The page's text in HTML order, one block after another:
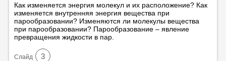
Как изменяется энергия молекул и их расположение? Как
изменяется внутренняя энергия вещества при
парообразовании? Изменяются ли молекулы вещества
при парообразовании? Парообразование – явление
превращения жидкости в пар.
Cлайд 3